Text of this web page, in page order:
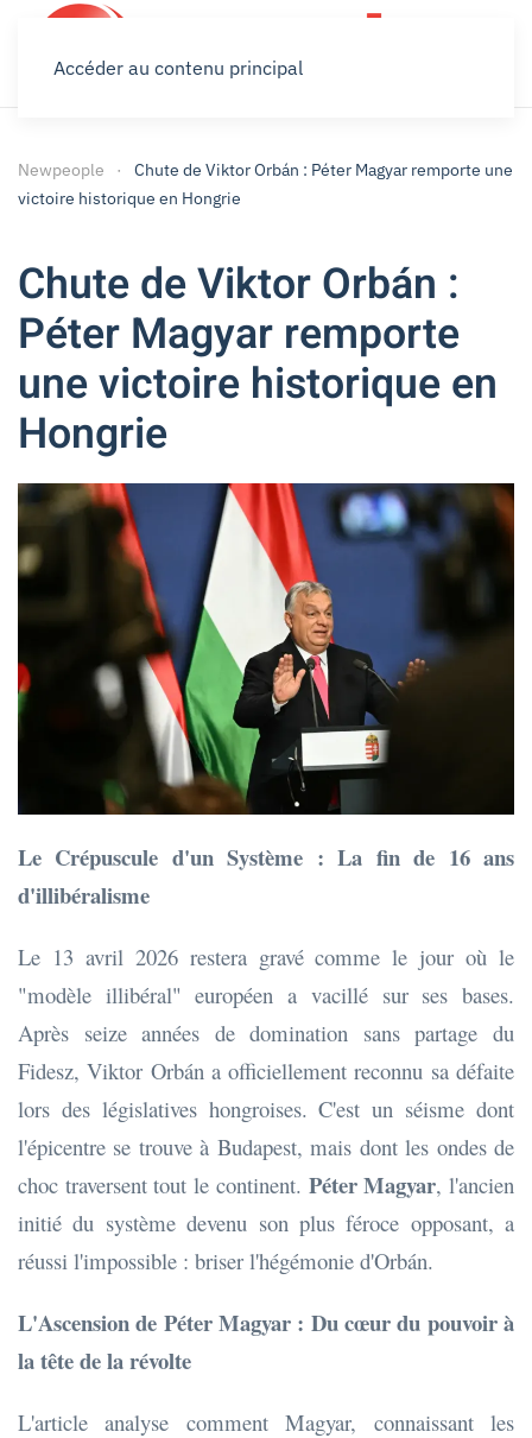
Accéder au contenu principal
Newpeople
Chute de Viktor Orbán : Péter Magyar remporte une
victoire historique en Hongrie
Chute de Viktor Orbán :
Péter Magyar remporte
une victoire historique en
Hongrie
Le Crépuscule d'un Système : La fin de 16 ans
d'illibéralisme
Le 13 avril 2026 restera gravé comme le jour où le
"modèle illibéral" européen a vacillé sur ses bases.
Après seize années de domination sans partage du
Fidesz, Viktor Orbán a officiellement reconnu sa défaite
lors des législatives hongroises. C'est un séisme dont
l'épicentre se trouve à Budapest, mais dont les ondes de
choc traversent tout le continent. Péter Magyar, l'ancien
initié du système devenu son plus féroce opposant, a
réussi l'impossible : briser l'hégémonie d'Orbán.
L'Ascension de Péter Magyar : Du cœur du pouvoir à
la tête de la révolte
L'article analyse comment Magyar, connaissant les